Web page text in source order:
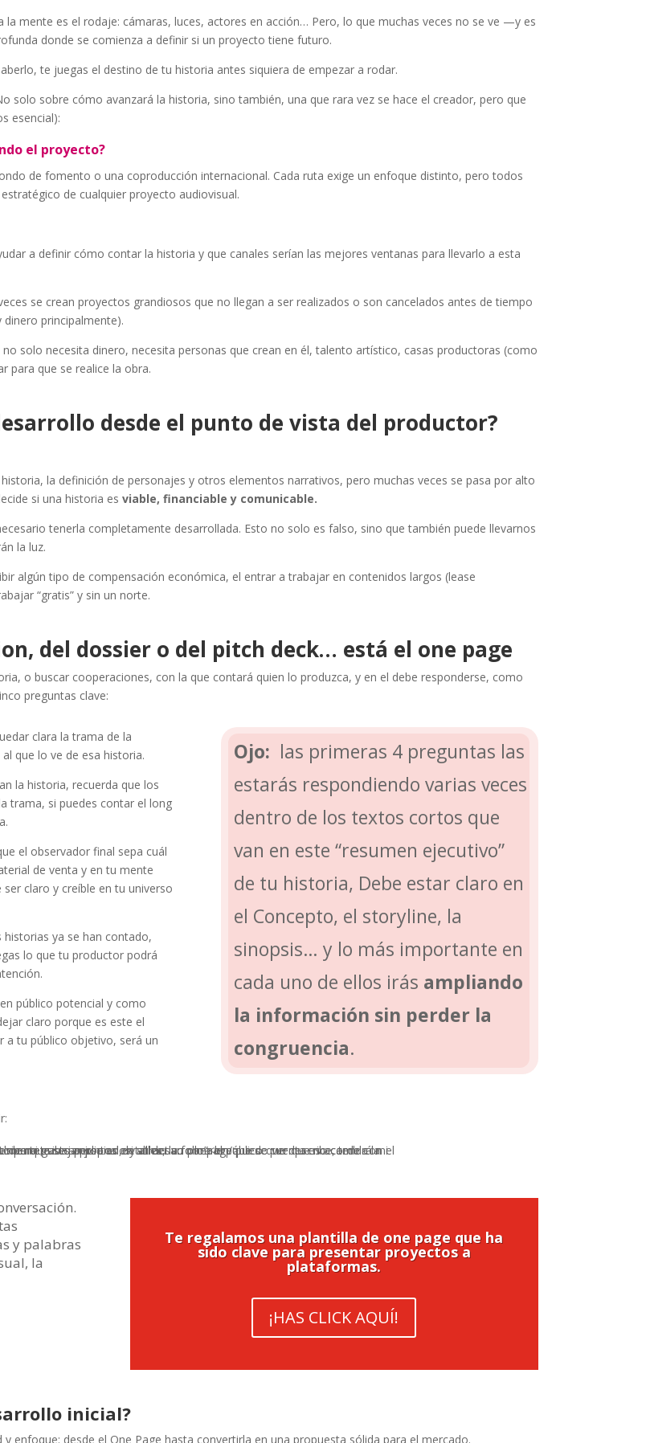
la mente es el rodaje: cámaras, luces, actores en acción… Pero, lo que muchas veces no se ve —y es
donde se comienza a definir si un proyecto tiene futuro.
te juegas el destino de tu historia antes siquiera de empezar a rodar.
solo sobre cómo avanzará la historia, sino también, una que rara vez se hace el creador, pero que
esencial):
el proyecto?
de fomento o una coproducción internacional. Cada ruta exige un enfoque distinto, pero todos
de cualquier proyecto audiovisual.
a definir cómo contar la historia y que canales serían las mejores ventanas para llevarlo a esta
se crean proyectos grandiosos que no llegan a ser realizados o son cancelados antes de tiempo
principalmente).
solo necesita dinero, necesita personas que crean en él, talento artístico, casas productoras (como
para que se realice la obra.
desde el punto de vista del productor?
la definición de personajes y otros elementos narrativos, pero muchas veces se pasa por alto
si una historia esviable, financiable y comunicable.
tenerla completamente desarrollada. Esto no solo es falso, sino que también puede llevarnos
la luz.
algún tipo de compensación económica, el entrar a trabajar en contenidos largos (lease
“gratis” y sin un norte.
del dossier o del pitch deck… está el one page
o buscar cooperaciones, con la que contará quien lo produzca, y en el debe responderse, como
preguntas clave:
clara la trama de la
que lo ve de esa historia.
la historia, recuerda que los
trama, si puedes contar el long
el observador final sepa cuál
de venta y en tu mente
claro y creíble en tu universo
ya se han contado,
lo que tu productor podrá
público potencial y como
claro porque es este el
a tu público objetivo, será un
Ojo: las primeras 4 preguntas las
estarás respondiendo varias veces
dentro de los textos cortos que
van en este “resumen ejecutivo”
de tu historia, Debe estar claro en
el Concepto, el storyline, la
sinopsis… y lo más importante en
cada uno de ellos irás ampliando
la información sin perder la
congruencia.
y palabras
la
Te regalamos una plantilla de one page que ha
sido clave para presentar proyectos a
plataformas.
¡HAS CLICK AQUÍ!
inicial?
enfoque: desde el One Page hasta convertirla en una propuesta sólida para el mercado.